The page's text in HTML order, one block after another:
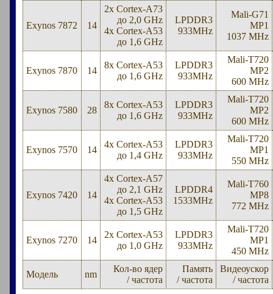
Exynos 7872 14
2x Cortex-A73
до 2,0 GHz
4x Cortex-A53
до 1,6 GHz
LPDDR3
933MHz
Mali-G71
MP1
1037 MHz
Exynos 7870 14
8x Cortex-A53
до 1,6 GHz
LPDDR3
933MHz
Mali-T720
MP2
600 MHz
Exynos 7580 28
8x Cortex-A53
до 1,6 GHz
LPDDR3
933MHz
Mali-T720
MP2
600 MHz
Exynos 7570 14
4x Cortex-A53
до 1,4 GHz
LPDDR3
933MHz
Mali-T720
MP1
550 MHz
Exynos 7420 14
4x Cortex-A57
до 2,1 GHz
4x Cortex-A53
до 1,5 GHz
LPDDR4
1533MHz
Mali-T760
MP8
772 MHz
Exynos 7270 14
2x Cortex-A53
до 1,0 GHz
LPDDR3
933MHz
Mali-T720
MP1
450 MHz
Модель nm
Кол-во ядер
/ частота
Память
/ частота
Видеоускор
/ частота